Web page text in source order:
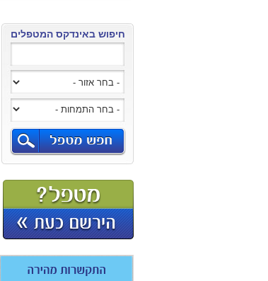
חיפוש באינדקס המטפלים